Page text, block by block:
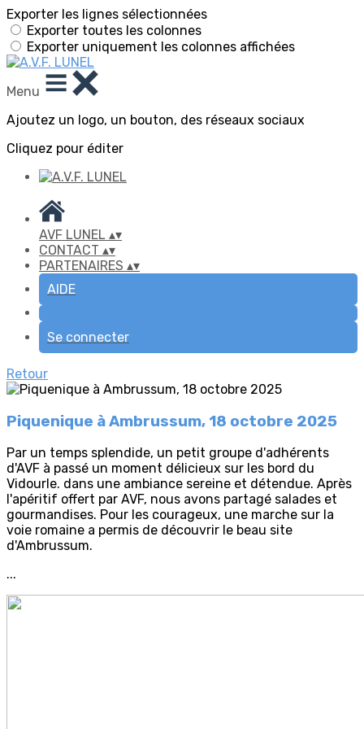
Exporter les lignes sélectionnées
Exporter toutes les colonnes
Exporter uniquement les colonnes affichées
Menu
Ajoutez un logo, un bouton, des réseaux sociaux
Cliquez pour éditer
AVF LUNEL ▴▾
CONTACT ▴▾
PARTENAIRES ▴▾
AIDE
Se connecter
Retour
Piquenique à Ambrussum, 18 octobre 2025
Par un temps splendide, un petit groupe d'adhérents
d'AVF à passé un moment délicieux sur les bord du
Vidourle. dans une ambiance sereine et détendue. Après
l'apéritif offert par AVF, nous avons partagé salades et
gourmandises. Pour les courageux, une marche sur la
voie romaine a permis de découvrir le beau site
d'Ambrussum.
...